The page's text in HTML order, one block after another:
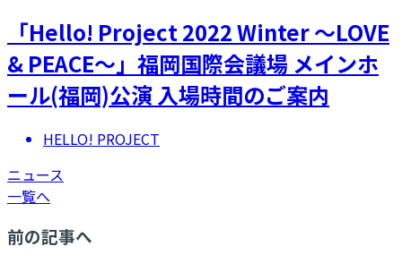
「Hello! Project 2022 Winter 〜LOVE
& PEACE〜」福岡国際会議場 メインホ
ール(福岡)公演 入場時間のご案内
HELLO! PROJECT
ニュース
一覧へ
前の記事へ